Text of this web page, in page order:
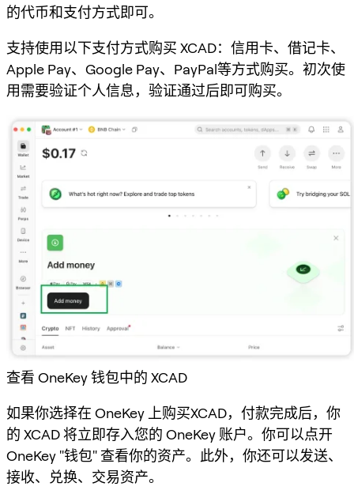
的代币和支付方式即可。
支持使用以下支付方式购买 XCAD：信用卡、借记卡、
Apple Pay、Google Pay、PayPal等方式购买。初次使
用需要验证个人信息，验证通过后即可购买。
查看 OneKey 钱包中的 XCAD
如果你选择在 OneKey 上购买XCAD，付款完成后，你
的 XCAD 将立即存入您的 OneKey 账户。你可以点开
OneKey "钱包" 查看你的资产。此外，你还可以发送、
接收、兑换、交易资产。